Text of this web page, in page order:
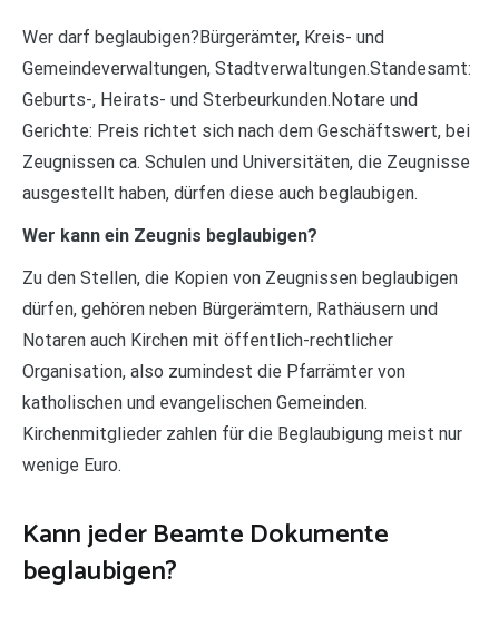
Wer darf beglaubigen?Bürgerämter, Kreis- und
Gemeindeverwaltungen, Stadtverwaltungen.Standesamt:
Geburts-, Heirats- und Sterbeurkunden.Notare und
Gerichte: Preis richtet sich nach dem Geschäftswert, bei
Zeugnissen ca. Schulen und Universitäten, die Zeugnisse
ausgestellt haben, dürfen diese auch beglaubigen.
Wer kann ein Zeugnis beglaubigen?
Zu den Stellen, die Kopien von Zeugnissen beglaubigen
dürfen, gehören neben Bürgerämtern, Rathäusern und
Notaren auch Kirchen mit öffentlich-rechtlicher
Organisation, also zumindest die Pfarrämter von
katholischen und evangelischen Gemeinden.
Kirchenmitglieder zahlen für die Beglaubigung meist nur
wenige Euro.
Kann jeder Beamte Dokumente
beglaubigen?